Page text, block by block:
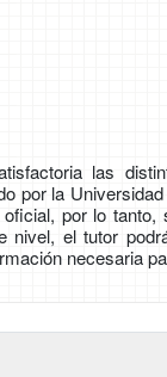
las
por la
por lo tanto,
nivel, el tutor
necesaria